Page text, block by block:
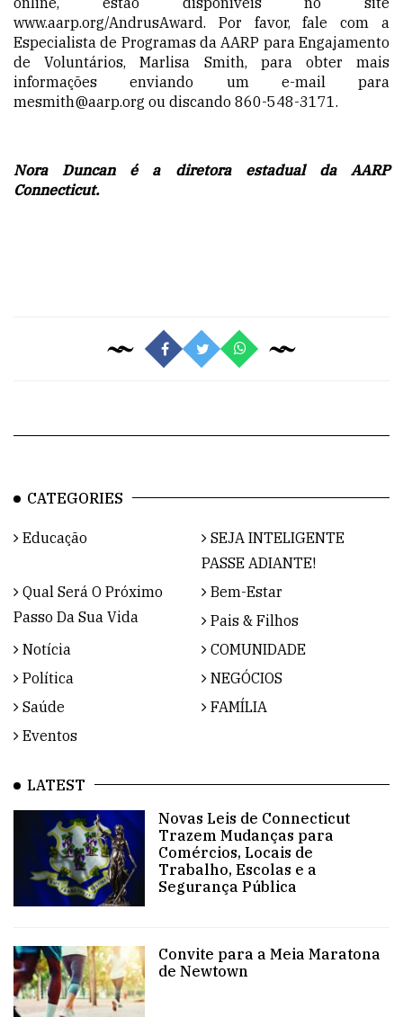
www.aarp.org/AndrusAward. Por favor, fale com a
Especialista de Programas da AARP para Engajamento
de Voluntários, Marlisa Smith, para obter mais
informações enviando um e-mail para
mesmith@aarp.org ou discando 860-548-3171.
Nora Duncan é a diretora estadual da AARP
Connecticut.
CATEGORIES
Educação
SEJA INTELIGENTE
PASSE ADIANTE!
Qual Será O Próximo
Passo Da Sua Vida
Bem-Estar
Pais & Filhos
Notícia
COMUNIDADE
Política
NEGÓCIOS
Saúde
FAMÍLIA
Eventos
LATEST
Novas Leis de Connecticut
Trazem Mudanças para
Comércios, Locais de
Trabalho, Escolas e a
Segurança Pública
Convite para a Meia Maratona
de Newtown